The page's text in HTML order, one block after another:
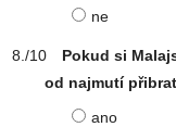
ne
Pokud si
od najmutí
ano